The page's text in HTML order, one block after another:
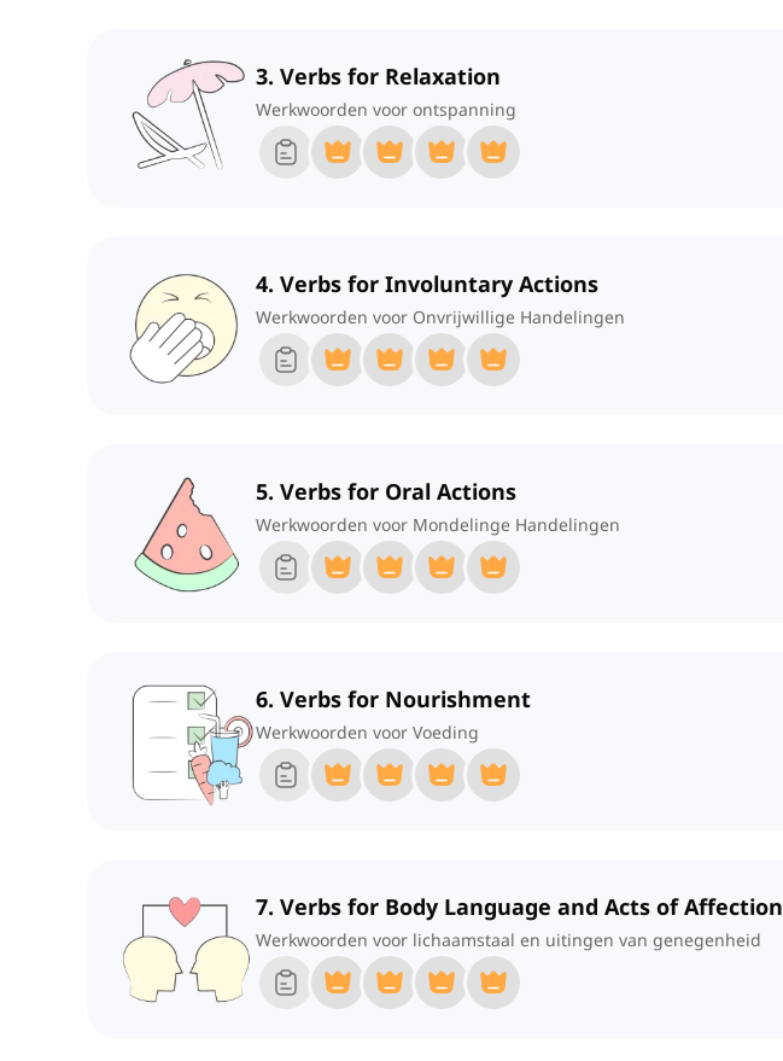
3. Verbs for Relaxation
Werkwoorden voor ontspanning
4. Verbs for Involuntary Actions
Werkwoorden voor Onvrijwillige Handelingen
5. Verbs for Oral Actions
Werkwoorden voor Mondelinge Handelingen
6. Verbs for Nourishment
Werkwoorden voor Voeding
7. Verbs for Body Language and Acts of Affection
Werkwoorden voor lichaamstaal en uitingen van genegenheid